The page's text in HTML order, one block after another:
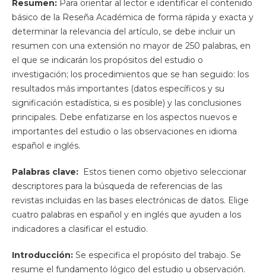
Resumen:Para orientar al lector e identificar el contenido
básico de la Reseña Académica de forma rápida y exacta y
determinar la relevancia del artículo, se debe incluir un
resumen con una extensión no mayor de 250 palabras, en
el que se indicarán los propósitos del estudio o
investigación; los procedimientos que se han seguido: los
resultados más importantes (datos específicos y su
significación estadística, si es posible) y las conclusiones
principales. Debe enfatizarse en los aspectos nuevos e
importantes del estudio o las observaciones en idioma
español e inglés.
Palabras clave:
Estos tienen como objetivo seleccionar
descriptores para la búsqueda de referencias de las
revistas incluidas en las bases electrónicas de datos. Elige
cuatro palabras en español y en inglés que ayuden a los
indicadores a clasificar el estudio.
Introducción:Se especifica el propósito del trabajo. Se
resume el fundamento lógico del estudio u observación.